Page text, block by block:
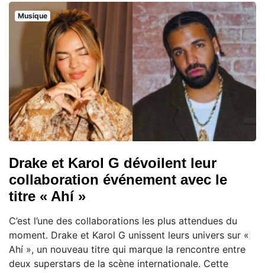
Musique
Drake et Karol G dévoilent leur
collaboration événement avec le
titre « Ahí »
C’est l’une des collaborations les plus attendues du
moment. Drake et Karol G unissent leurs univers sur «
Ahí », un nouveau titre qui marque la rencontre entre
deux superstars de la scène internationale. Cette